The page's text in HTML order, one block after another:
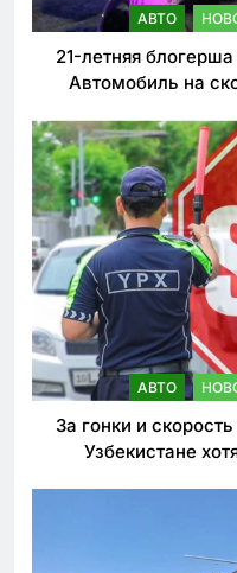
АВТО
21-летняя
Автомобиль на
АВТО
За гонки и
Узбекистане